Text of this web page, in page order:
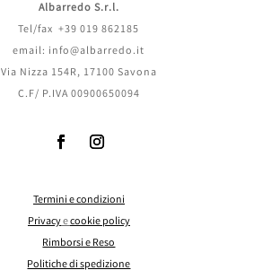
Albarredo S.r.l.
Tel/fax +39 019 862185
email: info@albarredo.it
Via Nizza 154R, 17100 Savona
C.F/ P.IVA 00900650094
Termini e condizioni
Privacyecookie policy
Rimborsi e Reso
Politiche di spedizione